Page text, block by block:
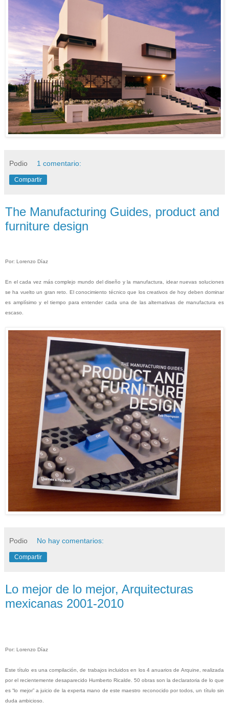
Podio 1 comentario:
Compartir
The Manufacturing Guides, product and
furniture design
Por: Lorenzo Díaz
En el cada vez más complejo mundo del diseño y la manufactura, idear nuevas soluciones
se ha vuelto un gran reto. El conocimiento técnico que los creativos de hoy deben dominar
es amplísimo y el tiempo para entender cada una de las alternativas de manufactura es
escaso.
Podio No hay comentarios:
Compartir
Lo mejor de lo mejor, Arquitecturas
mexicanas 2001-2010
Por: Lorenzo Díaz
Este título es una compilación, de trabajos incluidos en los 4 anuarios de Arquine, realizada
por el recientemente desaparecido Humberto Ricalde. 50 obras son la declaratoria de lo que
es “lo mejor” a juicio de la experta mano de este maestro reconocido por todos, un título sin
duda ambicioso.